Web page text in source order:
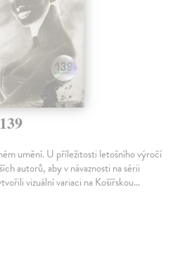
umění. U příležitosti letošního výročí
autorů, aby v návaznosti na sérii
vizuální variaci na Košířskou…